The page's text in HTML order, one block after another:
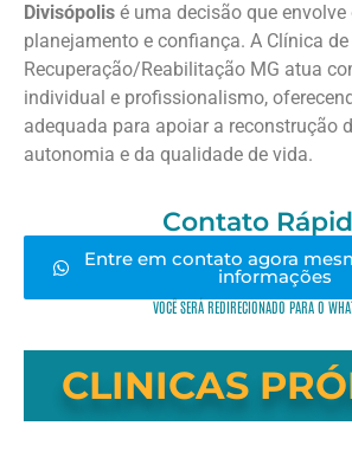
Divisópolis é uma decisão que envolve
planejamento e confiança. A Clínica de
Recuperação/Reabilitação MG atua
individual e profissionalismo,
adequada para apoiar a reconstrução
autonomia e da qualidade de vida.
Contato
Entre em contato agora
informações
VOCÊ SERÁ REDIRECIONADO PARA O
CLINICAS